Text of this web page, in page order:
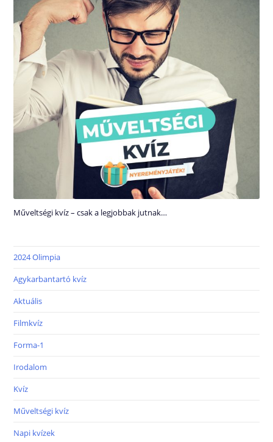
Műveltségi kvíz – csak a legjobbak jutnak…
2024 Olimpia
Agykarbantartó kvíz
Aktuális
Filmkvíz
Forma-1
Irodalom
Kvíz
Műveltségi kvíz
Napi kvízek